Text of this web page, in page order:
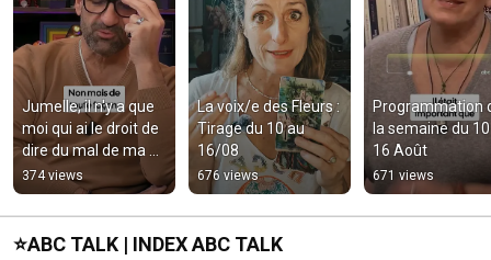
Jumelle, il n'y a que
moi qui ai le droit de
dire du mal de ma
sœur
374 views
La voix/e des Fleurs :
Tirage du 10 au
16/08
676 views
Programmation
la semaine du
16 Août
671 views
⭐️ABC TALK | INDEX ABC TALK